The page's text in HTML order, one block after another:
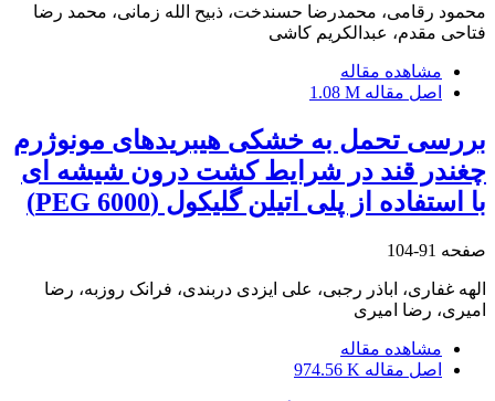
محمود رقامی، محمدرضا حسندخت، ذبیح الله زمانی، محمد رضا
فتاحی مقدم، عبدالکریم کاشی
مشاهده مقاله
اصل مقاله 1.08 M
بررسی تحمل به خشکی هیبریدهای مونوژرم
چغندر قند در شرایط کشت درون‏ شیشه‏ ای
با استفاده از پلی‏ اتیلن گلیکول (6000 PEG)
صفحه 91-104
الهه غفاری، اباذر رجبی، علی ایزدی دربندی، فرانک روزبه، رضا
امیری، رضا امیری
مشاهده مقاله
اصل مقاله 974.56 K